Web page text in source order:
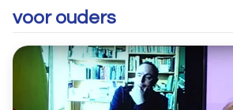
voor ouders